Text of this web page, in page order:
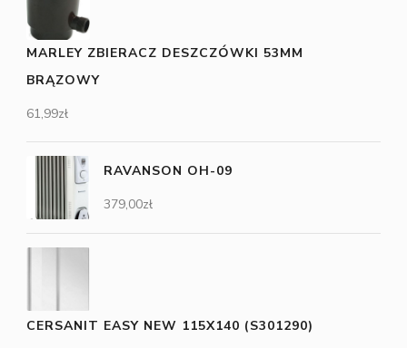
MARLEY ZBIERACZ DESZCZÓWKI 53MM
BRĄZOWY
61,99zł
RAVANSON OH-09
379,00zł
CERSANIT EASY NEW 115X140 (S301290)